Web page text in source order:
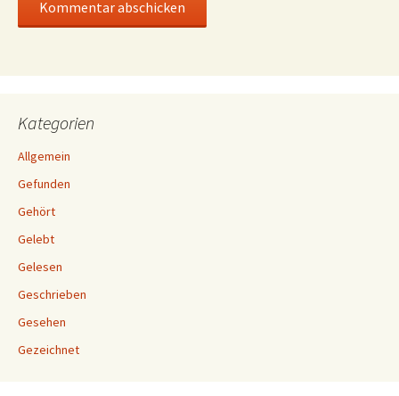
Kategorien
Allgemein
Gefunden
Gehört
Gelebt
Gelesen
Geschrieben
Gesehen
Gezeichnet